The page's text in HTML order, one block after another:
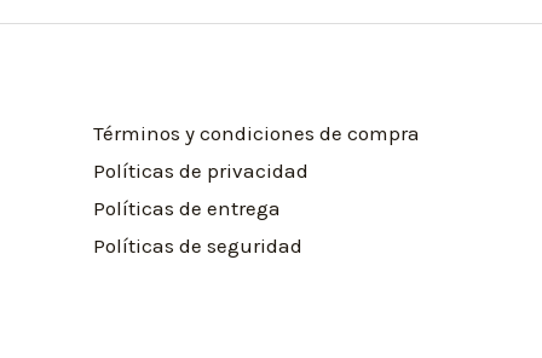
Términos y condiciones de compra
Políticas de privacidad
Políticas de entrega
Políticas de seguridad